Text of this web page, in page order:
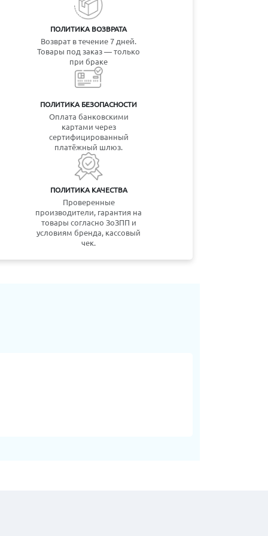
ПОЛИТИКА ВОЗВРАТА
Возврат в течение 7 дней.
Товары под заказ — только
при браке
ПОЛИТИКА БЕЗОПАСНОСТИ
Оплата банковскими
картами через
сертифицированный
платёжный шлюз.
ПОЛИТИКА КАЧЕСТВА
Проверенные
производители, гарантия на
товары согласно ЗоЗПП и
условиям бренда, кассовый
чек.